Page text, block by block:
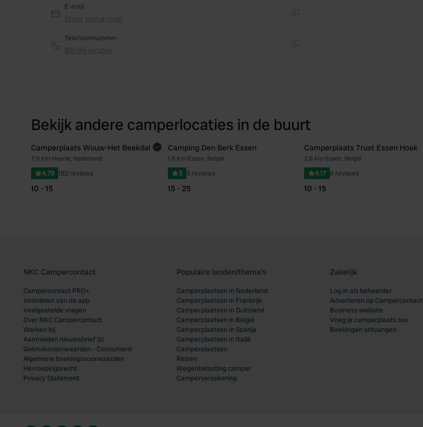
E-mail
Telefoonnummer
Bekijk andere camperlocaties in de buurt
Favoriet
Camperplaats Wouw-Het Beekdal
7,9 km•Heerle, Nederland
4.79 192 reviews
10 - 15
Favoriet
Camping Den Berk Essen
1,6 km•Essen, België
3 3 reviews
15 - 25
Camperplaats 7rust Essen Hoek
2,6 km•Essen, België
4.17 6 reviews
10 - 15
NKC Campercontact
Campercontact PRO+
Voordelen van de app
Veelgestelde vragen
Over NKC Campercontact
Werken bij
Aanmelden nieuwsbrief 📧
Gebruiksvoorwaarden - Consument
Algemene boekingsvoorwaarden
Herroepingsrecht
Privacy Statement
Populaire landen/thema's
Camperplaatsen in Nederland
Camperplaatsen in Frankrijk
Camperplaatsen in Duitsland
Camperplaatsen in België
Camperplaatsen in Spanje
Camperplaatsen in Italië
Camperplaatsen
Reizen
Wegenbelasting camper
Camperverzekering
Zakelijk
Log in als beheerder
Adverteren op Campercontact
Business website
Voeg je camperplaats toe
Boekingen ontvangen